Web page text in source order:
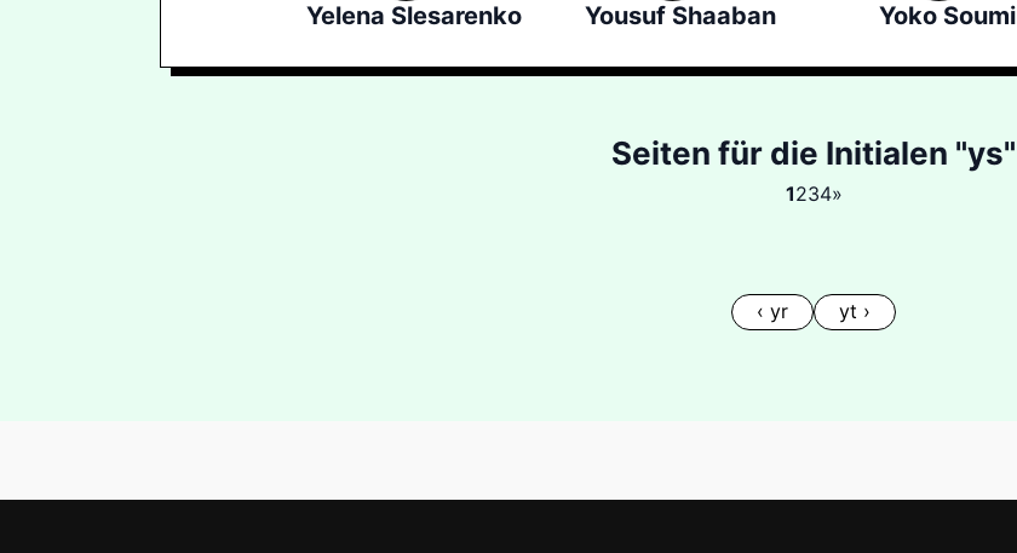
Yelena Slesarenko Yousuf Shaaban Yoko Soumi
Seiten für die Initialen "ys"
1234»
‹ yr yt ›